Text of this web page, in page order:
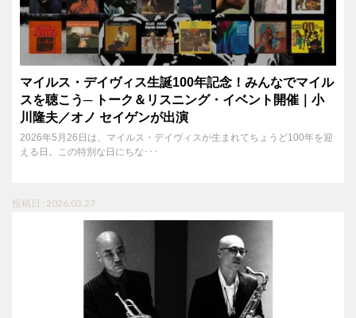
マイルス・デイヴィス生誕100年記念！みんなでマイル
スを聴こう─ トーク＆リスニング・イベント開催｜小
川隆夫／オノ セイゲンが出演
2026年5月26日は、マイルス・デイヴィスが生まれてちょうど100年を迎
える日。この特別な日にちな･･･
投稿日 : 2026.03.27